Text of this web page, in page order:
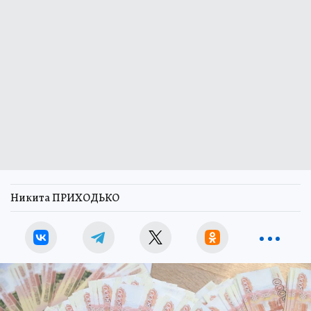
Никита ПРИХОДЬКО